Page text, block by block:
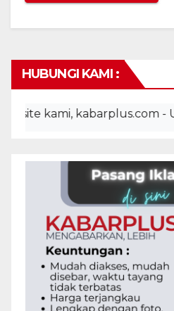
HUBUNGI KAMI :
kabarplus.com - Untuk